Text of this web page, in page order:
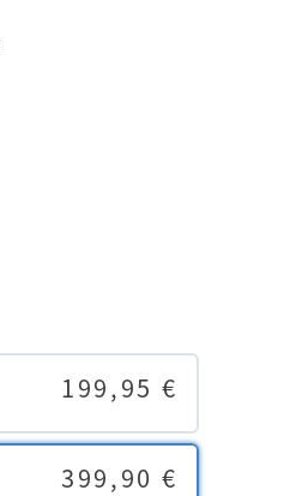
199,95 €
399,90 €